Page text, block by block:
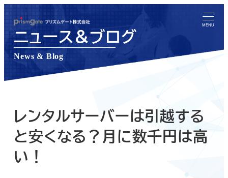
ン
コ
テ
MENU
ニュース＆ブログ
News & Blog
レンタルサーバーは引越する
と安くなる？月に数千円は高
い！